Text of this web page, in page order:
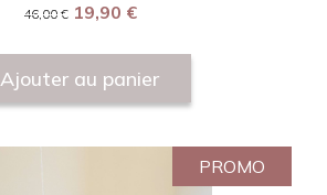
46,00 € 19,90 €
Ajouter au panier
PROMO